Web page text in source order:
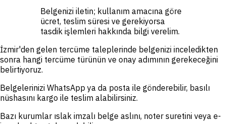
Belgenizi iletin; kullanım amacına göre
ücret, teslim süresi ve gerekiyorsa
tasdik işlemleri hakkında bilgi verelim.
İzmir'den gelen tercüme taleplerinde belgenizi inceledikten
sonra hangi tercüme türünün ve onay adımının gerekeceğini
belirtiyoruz.
Belgelerinizi WhatsApp ya da posta ile gönderebilir, basılı
nüshasını kargo ile teslim alabilirsiniz.
Bazı kurumlar ıslak imzalı belge aslını, noter suretini veya e-